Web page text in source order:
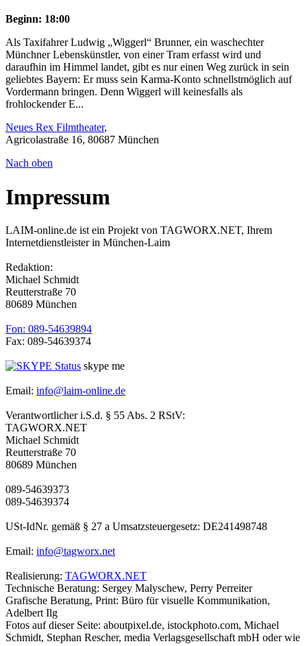
Beginn: 18:00
Als Taxifahrer Ludwig „Wiggerl“ Brunner, ein waschechter
Münchner Lebenskünstler, von einer Tram erfasst wird und
daraufhin im Himmel landet, gibt es nur einen Weg zurück in sein
geliebtes Bayern: Er muss sein Karma-Konto schnellstmöglich auf
Vordermann bringen. Denn Wiggerl will keinesfalls als
frohlockender E...
Neues Rex Filmtheater,
Agricolastraße 16, 80687 München
Nach oben
Impressum
LAIM-online.de ist ein Projekt von TAGWORX.NET, Ihrem
Internetdienstleister in München-Laim
Redaktion:
Michael Schmidt
Reutterstraße 70
80689 München
Fon: 089-54639894
Fax: 089-54639374
skype me
Email: info@laim-online.de
Verantwortlicher i.S.d. § 55 Abs. 2 RStV:
TAGWORX.NET
Michael Schmidt
Reutterstraße 70
80689 München
089-54639373
089-54639374
USt-IdNr. gemäß § 27 a Umsatzsteuergesetz: DE241498748
Email: info@tagworx.net
Realisierung: TAGWORX.NET
Technische Beratung: Sergey Malyschew, Perry Perreiter
Grafische Beratung, Print: Büro für visuelle Kommunikation,
Adelbert Ilg
Fotos auf dieser Seite: aboutpixel.de, istockphoto.com, Michael
Schmidt, Stephan Rescher, media Verlagsgesellschaft mbH oder wie